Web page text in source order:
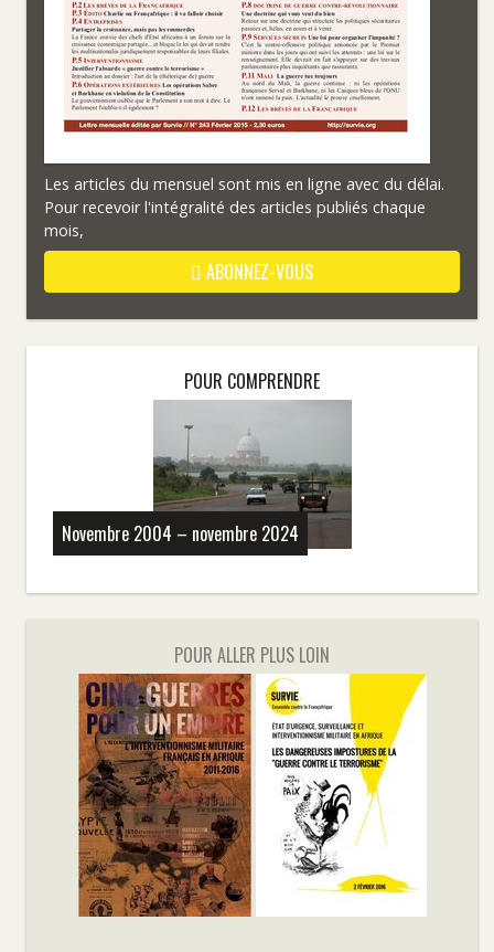
Les articles du mensuel sont mis en ligne avec du délai.
Pour recevoir l'intégralité des articles publiés chaque
mois,
ABONNEZ-VOUS
POUR COMPRENDRE
Novembre 2004 – novembre 2024
POUR ALLER PLUS LOIN